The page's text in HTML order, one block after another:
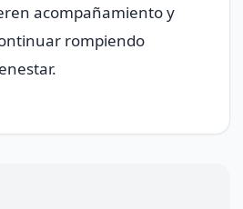
acompañamiento y
rompiendo